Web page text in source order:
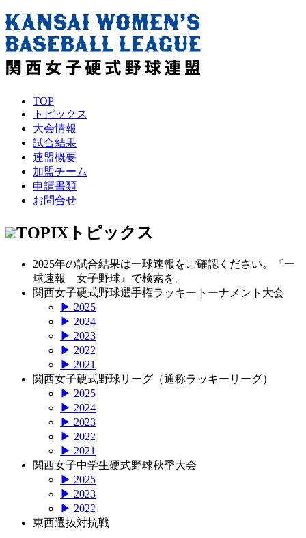
TOP
トピックス
大会情報
試合結果
連盟概要
加盟チーム
申請書類
お問合せ
TOPIX トピックス
2025年の試合結果は一球速報をご確認ください。『一
球速報 女子野球』で検索を。
関西女子硬式野球選手権ラッキートーナメント大会
▶ 2025
▶ 2024
▶ 2023
▶ 2022
▶ 2021
関西女子硬式野球リーグ（通称ラッキーリーグ）
▶ 2025
▶ 2024
▶ 2023
▶ 2022
▶ 2021
関西女子中学生硬式野球秋季大会
▶ 2025
▶ 2023
▶ 2022
東西選抜対抗戦